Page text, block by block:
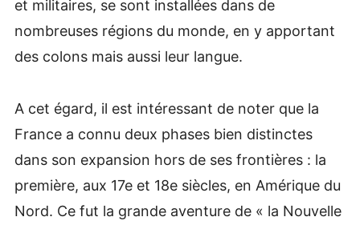
et militaires, se sont installées dans de
nombreuses régions du monde, en y apportant
des colons mais aussi leur langue.
A cet égard, il est intéressant de noter que la
France a connu deux phases bien distinctes
dans son expansion hors de ses frontières : la
première, aux 17e et 18e siècles, en Amérique du
Nord. Ce fut la grande aventure de « la Nouvelle